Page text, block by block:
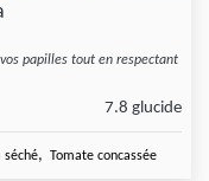
papilles tout en respectant
7.8 glucide
séché, Tomate concassée